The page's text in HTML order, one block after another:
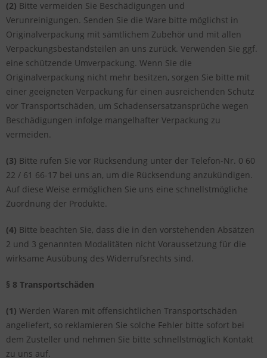
(2) Bitte vermeiden Sie Beschädigungen und
Verunreinigungen. Senden Sie die Ware bitte möglichst in
Originalverpackung mit sämtlichem Zubehör und mit allen
Verpackungsbestandsteilen an uns zurück. Verwenden Sie ggf.
eine schützende Umverpackung. Wenn Sie die
Originalverpackung nicht mehr besitzen, sorgen Sie bitte mit
einer geeigneten Verpackung für einen ausreichenden Schutz
vor Transportschäden, um Schadensersatzansprüche wegen
Beschädigungen infolge mangelhafter Verpackung zu
vermeiden.
(3) Bitte rufen Sie vor Rücksendung unter der Telefon-Nr. 0 60
22 / 61 66-17 bei uns an, um die Rücksendung anzukündigen.
Auf diese Weise ermöglichen Sie uns eine schnellstmögliche
Zuordnung der Produkte.
(4) Bitte beachten Sie, dass die in den vorstehenden Absätzen
2 und 3 genannten Modalitäten nicht Voraussetzung für die
wirksame Ausübung des Widerrufsrechts sind.
§ 8 Transportschäden
(1) Werden Waren mit offensichtlichen Transportschäden
angeliefert, so reklamieren Sie solche Fehler bitte sofort bei
dem Zusteller und nehmen Sie bitte schnellstmöglich Kontakt
zu uns auf.